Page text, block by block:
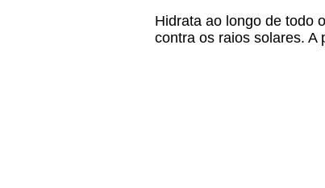
Hidrata ao longo de todo
contra os raios solares. A